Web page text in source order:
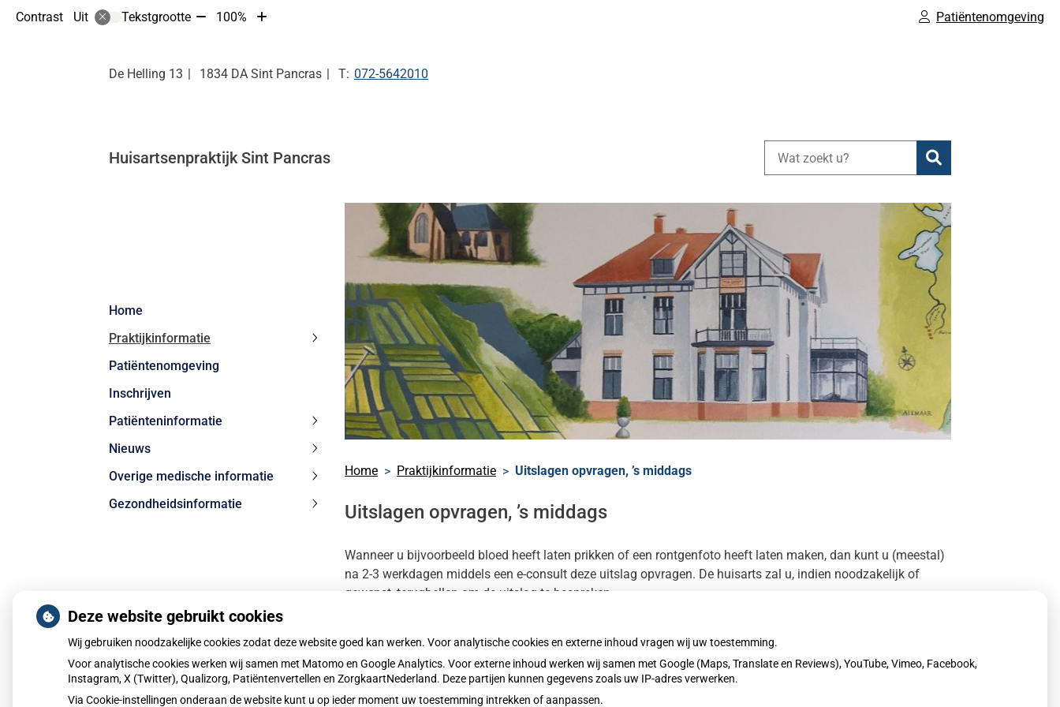
Contrast Uit Tekstgrootte Tekst
10%
100%
Tekst
10%
Patiëntenomgeving
De Helling 13 1834 DA Sint Pancras Tel:
072-5642010
Huisartsenpraktijk Sint Pancras Zoeken
Home
Praktijkinformatie
Praktijkinformatie
submenu
Patiëntenomgeving
Inschrijven
Patiënteninformatie
Patiënteninformatie
submenu
Nieuws
Nieuws
submenu
Overige medische informatie
medische
informatie
Gezondheidsinformatie
Gezondheidsinformatie
Home Praktijkinformatie Uitslagen opvragen, ’s middags
Uitslagen opvragen, ’s middags
Wanneer u bijvoorbeeld bloed heeft laten prikken of een rontgenfoto heeft laten maken, dan kunt u (meestal)
na 2-3 werkdagen middels een e-consult deze uitslag opvragen. De huisarts zal u, indien noodzakelijk of
gewenst, terugbellen om de uitslag te bespreken.
Deze website gebruikt cookies
Wij gebruiken noodzakelijke cookies zodat deze website goed kan werken. Voor analytische cookies en externe inhoud vragen wij uw toestemming.
Voor analytische cookies werken wij samen met Matomo en Google Analytics. Voor externe inhoud werken wij samen met Google (Maps, Translate en Reviews), YouTube, Vimeo, Facebook,
Instagram, X (Twitter), Qualizorg, Patiëntenvertellen en ZorgkaartNederland. Deze partijen kunnen gegevens zoals uw IP-adres verwerken.
Via Cookie-instellingen onderaan de website kunt u op ieder moment uw toestemming intrekken of aanpassen.